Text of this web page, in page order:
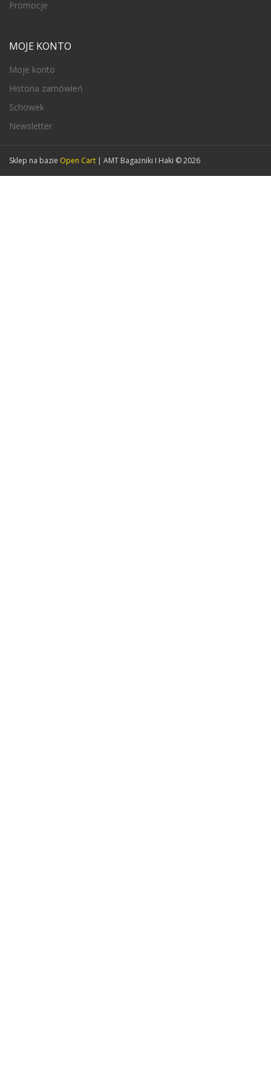
Promocje
MOJE KONTO
Moje konto
Historia zamówień
Schowek
Newsletter
Sklep na bazie Open Cart | AMT Bagażniki I Haki © 2026